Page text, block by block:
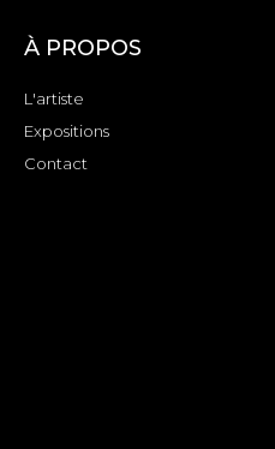
À PROPOS
L'artiste
Expositions
Contact